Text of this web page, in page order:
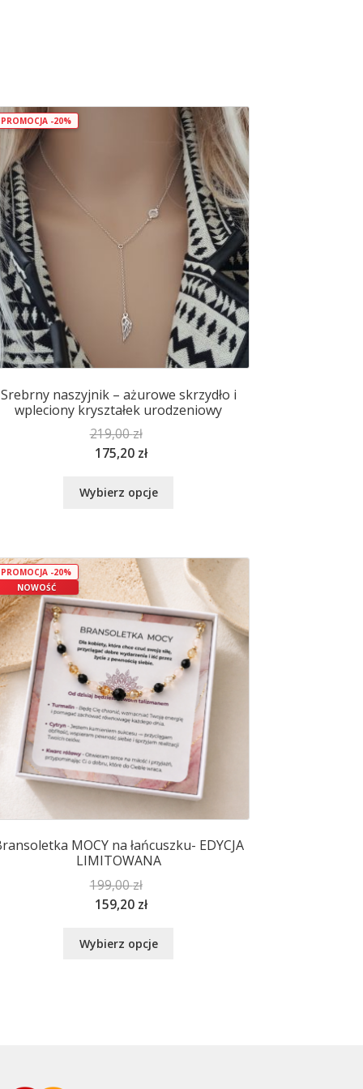
PROMOCJA -20%
Srebrny naszyjnik – ażurowe skrzydło i
wpleciony kryształek urodzeniowy
219,00zł
175,20 zł
Wybierz opcje
wariantów.
Opcje
można
wybrać
na
stronie
produktu
NOWOŚĆ
PROMOCJA -20%
MOCY na łańcuszku- EDYCJA
LIMITOWANA
199,00zł
159,20 zł
Wybierz opcje